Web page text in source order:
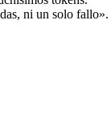
ni un solo fallo».